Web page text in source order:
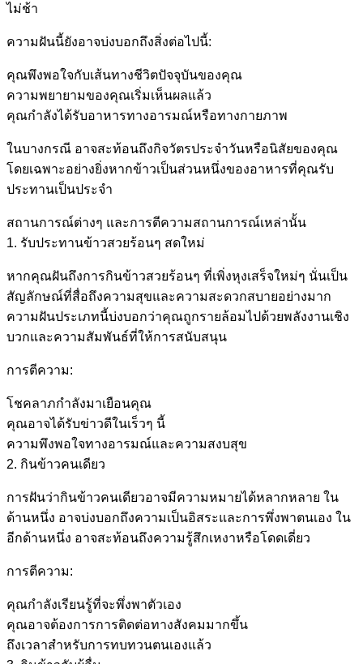
ไม่ช้า
ความฝันนี้ยังอาจบ่งบอกถึงสิ่งต่อไปนี้:
คุณพึงพอใจกับเส้นทางชีวิตปัจจุบันของคุณ
ความพยายามของคุณเริ่มเห็นผลแล้ว
คุณกำลังได้รับอาหารทางอารมณ์หรือทางกายภาพ
ในบางกรณี อาจสะท้อนถึงกิจวัตรประจำวันหรือนิสัยของคุณ
โดยเฉพาะอย่างยิ่งหากข้าวเป็นส่วนหนึ่งของอาหารที่คุณรับ
ประทานเป็นประจำ
สถานการณ์ต่างๆ และการตีความสถานการณ์เหล่านั้น
1. รับประทานข้าวสวยร้อนๆ สดใหม่
หากคุณฝันถึงการกินข้าวสวยร้อนๆ ที่เพิ่งหุงเสร็จใหม่ๆ นั่นเป็น
สัญลักษณ์ที่สื่อถึงความสุขและความสะดวกสบายอย่างมาก
ความฝันประเภทนี้บ่งบอกว่าคุณถูกรายล้อมไปด้วยพลังงานเชิง
บวกและความสัมพันธ์ที่ให้การสนับสนุน
การตีความ:
โชคลาภกำลังมาเยือนคุณ
คุณอาจได้รับข่าวดีในเร็วๆ นี้
ความพึงพอใจทางอารมณ์และความสงบสุข
2. กินข้าวคนเดียว
การฝันว่ากินข้าวคนเดียวอาจมีความหมายได้หลากหลาย ใน
ด้านหนึ่ง อาจบ่งบอกถึงความเป็นอิสระและการพึ่งพาตนเอง ใน
อีกด้านหนึ่ง อาจสะท้อนถึงความรู้สึกเหงาหรือโดดเดี่ยว
การตีความ:
คุณกำลังเรียนรู้ที่จะพึ่งพาตัวเอง
คุณอาจต้องการการติดต่อทางสังคมมากขึ้น
ถึงเวลาสำหรับการทบทวนตนเองแล้ว